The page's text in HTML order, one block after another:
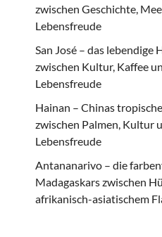
zwischen Geschichte,
Lebensfreude
San José – das lebendige
zwischen Kultur, Kaffee
Lebensfreude
Hainan – Chinas
zwischen Palmen, Kultur
Lebensfreude
Antananarivo – die
Madagaskars zwischen
afrikanisch-asiatischem